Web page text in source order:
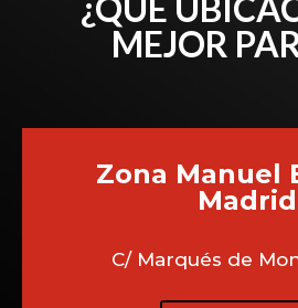
MEJOR
Zona Manuel
Madrid
C/ Marqués de